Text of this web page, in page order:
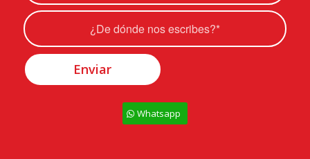
Whatsapp